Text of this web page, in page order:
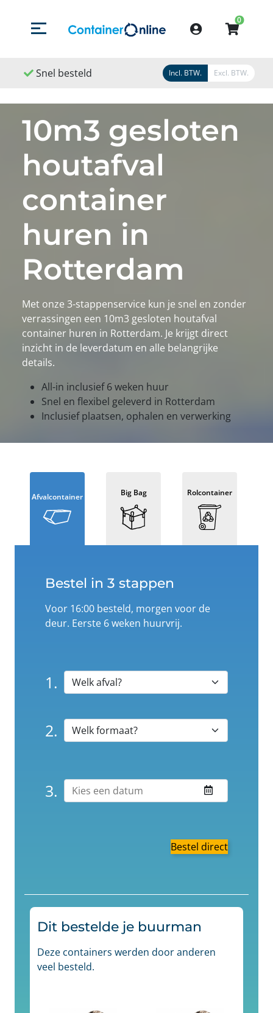
Menu openen/sluiten
Account
0
Snel geleverd Snel geregeld
Incl. BTW. Excl. BTW.
10m3 gesloten
houtafval
container
huren in
Rotterdam
Met onze 3-stappenservice kun je snel en zonder
verrassingen een 10m3 gesloten houtafval
container huren in Rotterdam. Je krijgt direct
inzicht in de leverdatum en alle belangrijke
details.
All-in inclusief 6 weken huur
Snel en flexibel geleverd in Rotterdam
Inclusief plaatsen, ophalen en verwerking
Afvalcontainer Big Bag Rolcontainer
Bestel in 3 stappen
Voor 16:00 besteld, morgen voor de
deur. Eerste 6 weken huurvrij.
1.
2.
3.
Bestel direct
Dit bestelde je buurman
Deze containers werden door anderen
veel besteld.